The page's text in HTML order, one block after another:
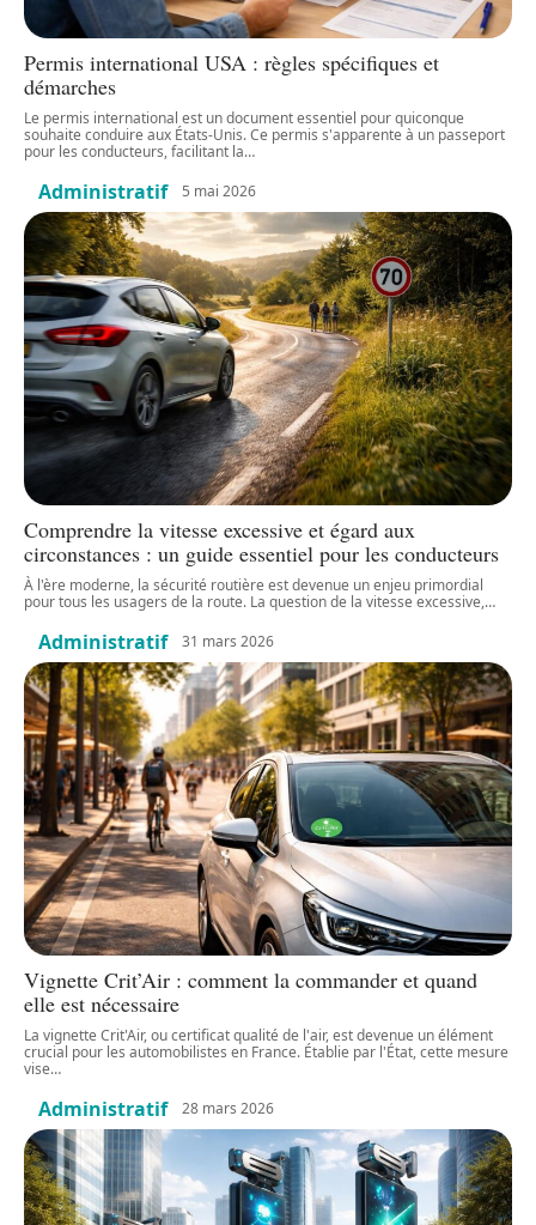
Permis international USA : règles spécifiques et
démarches
Le permis international est un document essentiel pour quiconque
souhaite conduire aux États-Unis. Ce permis s'apparente à un passeport
pour les conducteurs, facilitant la…
Administratif 5 mai 2026
Comprendre la vitesse excessive et égard aux
circonstances : un guide essentiel pour les conducteurs
À l'ère moderne, la sécurité routière est devenue un enjeu primordial
pour tous les usagers de la route. La question de la vitesse excessive,…
Administratif 31 mars 2026
Vignette Crit’Air : comment la commander et quand
elle est nécessaire
La vignette Crit'Air, ou certificat qualité de l'air, est devenue un élément
crucial pour les automobilistes en France. Établie par l'État, cette mesure
vise…
Administratif 28 mars 2026